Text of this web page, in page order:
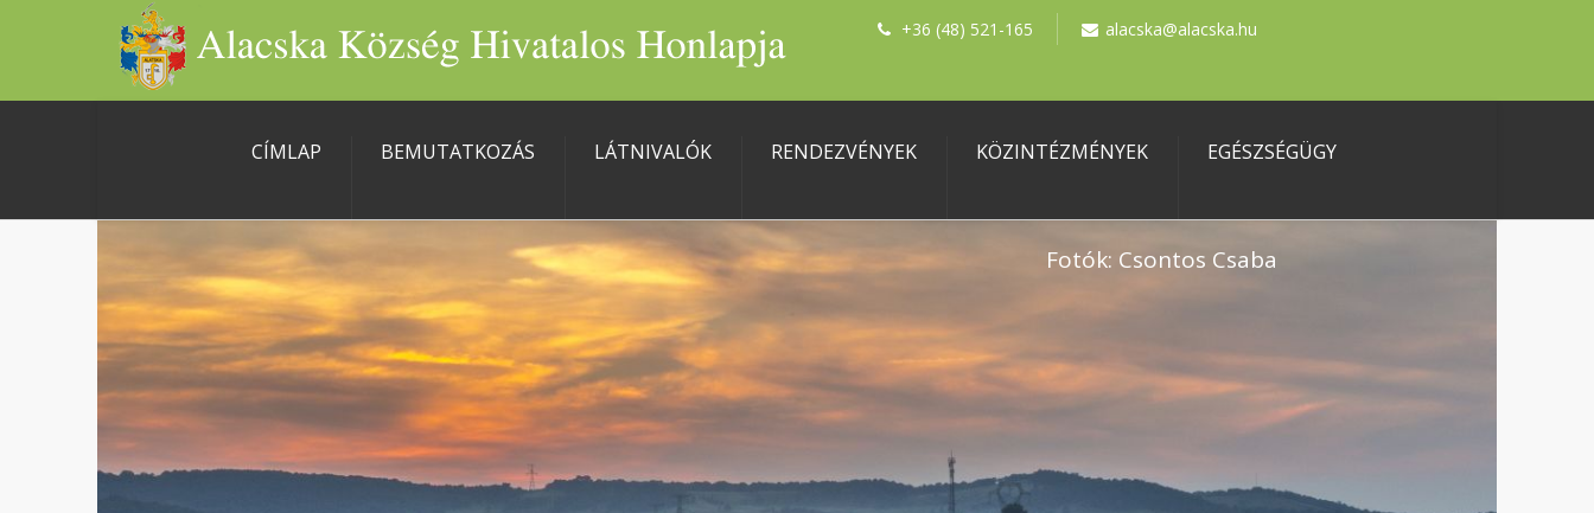
+36 (48) 521-165 alacska@alacska.hu
CÍMLAP BEMUTATKOZÁS LÁTNIVALÓK RENDEZVÉNYEK KÖZINTÉZMÉNYEK EGÉSZSÉGÜGY
Fotók: Csontos Csaba